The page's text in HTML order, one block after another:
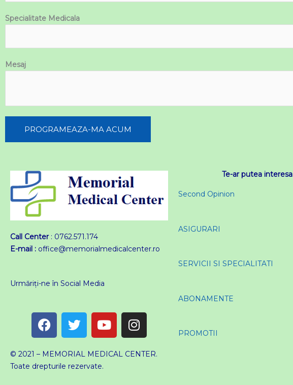
Specialitate Medicala
Mesaj
PROGRAMEAZA-MA ACUM
Call Center: 0762.571.174
E-mail : office@memorialmedicalcenter.ro
Urmăriți-ne în Social Media
F
a
e
b
T
w
t
t
Y
o
t
I
n
t
© 2021 – MEMORIAL MEDICAL CENTER.
Toate drepturile rezervate.
Te-ar putea interesa
Second Opinion
ASIGURARI
SERVICII SI SPECIALITATI
ABONAMENTE
PROMOTII